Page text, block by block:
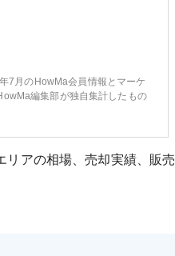
7月のHowMa会員情報とマーケ
編集部が独自集計したもの
リアの相場、売却実績、販売